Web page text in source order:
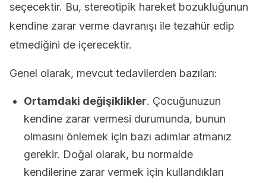
seçecektir. Bu, stereotipik hareket bozukluğunun
kendine zarar verme davranışı ile tezahür edip
etmediğini de içerecektir.
Genel olarak, mevcut tedavilerden bazıları:
Ortamdaki değişiklikler. Çocuğunuzun
kendine zarar vermesi durumunda, bunun
olmasını önlemek için bazı adımlar atmanız
gerekir. Doğal olarak, bu normalde
kendilerine zarar vermek için kullandıkları